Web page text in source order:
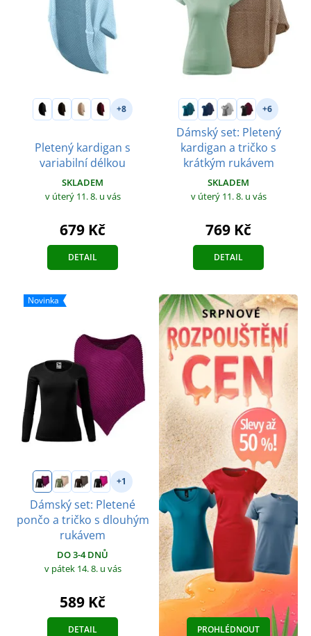
+8
Pletený kardigan s
variabilní délkou
SKLADEM
v úterý 11. 8. u vás
679 Kč
DETAIL
+6
Dámský set: Pletený
kardigan a tričko s
krátkým rukávem
SKLADEM
v úterý 11. 8. u vás
769 Kč
DETAIL
Novinka
+1
Dámský set: Pletené
pončo a tričko s dlouhým
rukávem
DO 3-4 DNŮ
v pátek 14. 8. u vás
589 Kč
DETAIL PROHLÉDNOUT